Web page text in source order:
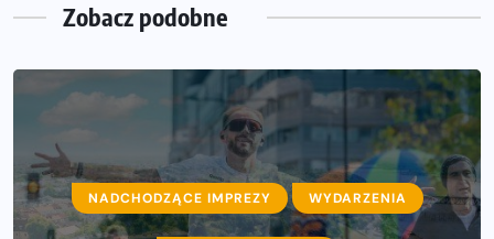
Zobacz podobne
NADCHODZĄCE IMPREZY WYDARZENIA